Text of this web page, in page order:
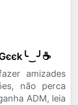
amizades
não perca
ADM, leia